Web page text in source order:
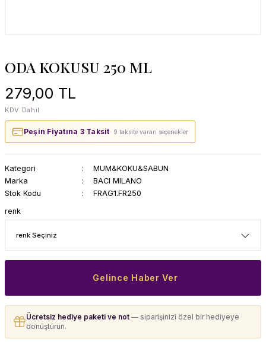
ODA KOKUSU 250 ML
279,00 TL
KDV Dahil
Peşin Fiyatına 3 Taksit· 9 taksite varan seçenekler
Kategori
MUM&KOKU&SABUN
Marka
BACI MILANO
Stok Kodu
FRAG1.FR250
renk
Gelince Haber Ver
Ücretsiz hediye paketi ve not — siparişinizi özel bir hediyeye
dönüştürün.